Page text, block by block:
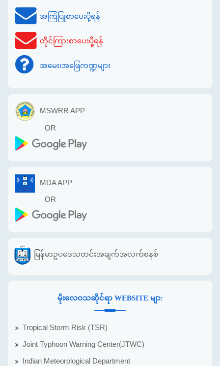
အကြံပြုစာပေးပို့ရန်
တိုင်ကြားစာပေးပို့ရန်
အမေး၊အဖြေကဏ္ဍများ
MSWRR APP
OR
MDA APP
OR
မြန်မာဥပဒေသတင်းအချက်အလက်စနစ်
မိုးလေဝသဆိုင်ရာ WEBSITE မျာ:
Tropical Storm Risk (TSR)
Joint Typhoon Warning Center(JTWC)
Indian Meteorological Department